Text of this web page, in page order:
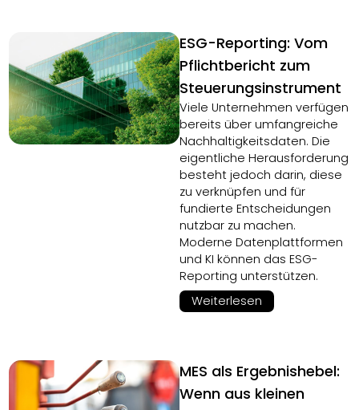
ESG-Reporting: Vom
Pflichtbericht zum
Steuerungsinstrument
Viele Unternehmen verfügen
bereits über umfangreiche
Nachhaltigkeitsdaten. Die
eigentliche Herausforderung
besteht jedoch darin, diese
zu verknüpfen und für
fundierte Entscheidungen
nutzbar zu machen.
Moderne Datenplattformen
und KI können das ESG-
Reporting unterstützen.
Weiterlesen
MES als Ergebnishebel:
Wenn aus kleinen